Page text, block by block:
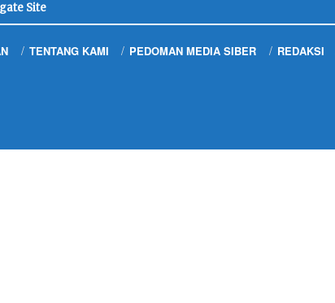
Site
TENTANG KAMI PEDOMAN MEDIA SIBER REDAKSI